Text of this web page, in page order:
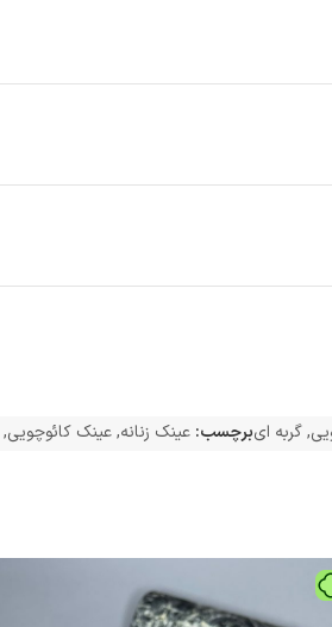
, گربه ایبرچسب: عینک زنانه, عینک کائوچویی,